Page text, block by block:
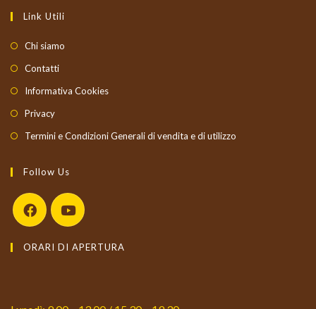
Link Utili
Chi siamo
Contatti
Informativa Cookies
Privacy
Termini e Condizioni Generali di vendita e di utilizzo
Follow Us
in
tab
in
tab
ORARI DI APERTURA